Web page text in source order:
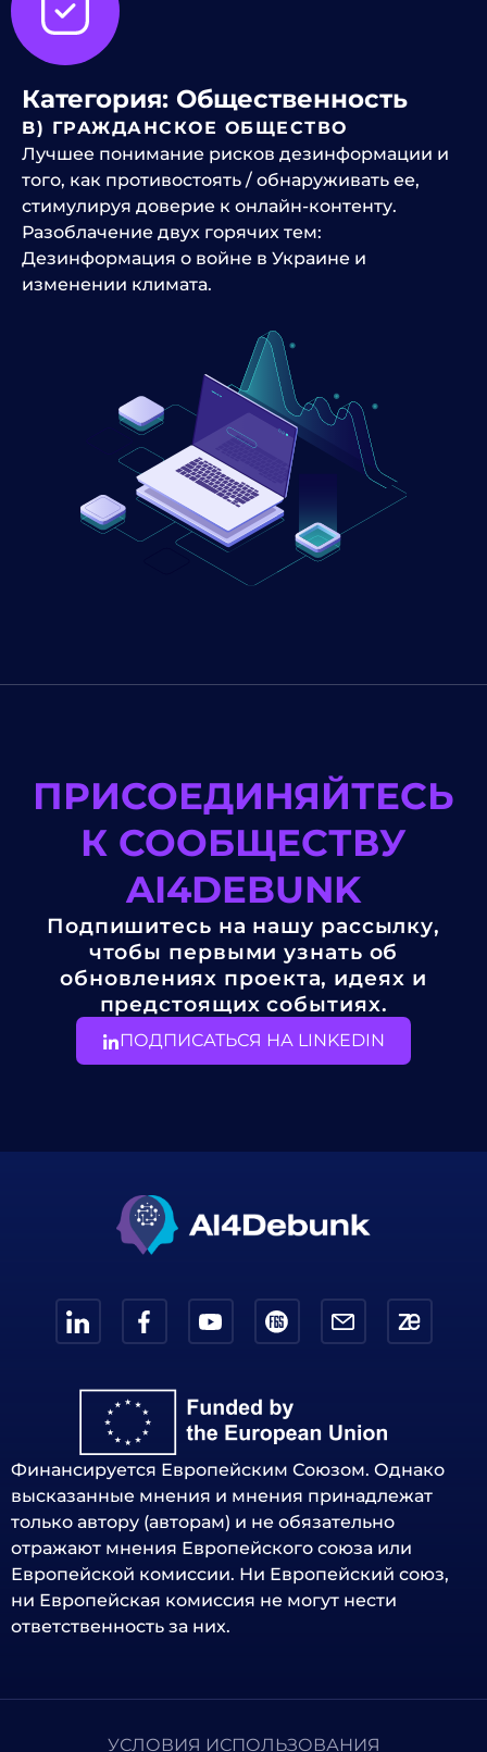
Категория: Общественность
B) ГРАЖДАНСКОЕ ОБЩЕСТВО
Лучшее понимание рисков дезинформации и
того, как противостоять / обнаруживать ее,
стимулируя доверие к онлайн-контенту.
Разоблачение двух горячих тем:
Дезинформация о войне в Украине и
изменении климата.
ПРИСОЕДИНЯЙТЕСЬ
К СООБЩЕСТВУ
AI4DEBUNK
Подпишитесь на нашу рассылку,
чтобы первыми узнать об
обновлениях проекта, идеях и
предстоящих событиях.
ПОДПИСАТЬСЯ НА LINKEDIN
Финансируется Европейским Союзом. Однако
высказанные мнения и мнения принадлежат
только автору (авторам) и не обязательно
отражают мнения Европейского союза или
Европейской комиссии. Ни Европейский союз,
ни Европейская комиссия не могут нести
ответственность за них.
УСЛОВИЯ ИСПОЛЬЗОВАНИЯ